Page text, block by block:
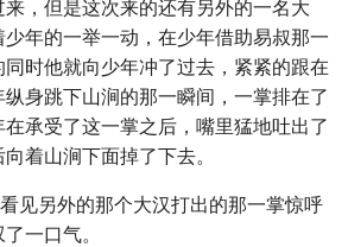
，但是这次来的还有另外的一名大
年的一举一动，在少年借助易叔那一
时他就向少年冲了过去，紧紧的跟在
身跳下山涧的那一瞬间，一掌排在了
承受了这一掌之后，嘴里猛地吐出了
着山涧下面掉了下去。
见另外的那个大汉打出的那一掌惊呼
一口气。